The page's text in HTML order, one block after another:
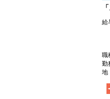
給
職
勤
地